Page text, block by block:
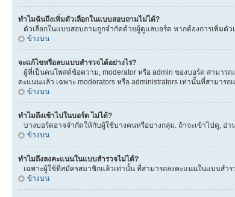
ทำไมฉันถึงเพิ่มตัวเลือกในแบบสอบถามไม่ได้?
ตัวเลือกในแบบสอบถามถูกจำกัดด้วยผู้ดูแลบอร์ด หากต้องการเพิ่มตั
ข้างบน
จะแก้ไขหรือลบแบบสำรวจได้อย่างไร?
ผู้ที่เป็นคนโพสต์ข้อความ, moderator หรือ admin ของบอร์ด สามา
คะแนนแล้ว เฉพาะ moderators หรือ administrators เท่านั้นที่สามาร
ข้างบน
ทำไมถึงเข้าไปในบอร์ด ไม่ได้?
บางบอร์ดอาจจำกัดให้กับผู้ใช้บางคนหรือบางกลุ่ม. ถ้าจะเข้าไปดู, อ่
ข้างบน
ทำไมถึงลงคะแนนในแบบสำรวจไม่ได้?
เฉพาะผู้ใช้ที่สมัครสมาชิกแล้วเท่านั้น ที่สามารถลงคะแนนในแบบสำ
ข้างบน